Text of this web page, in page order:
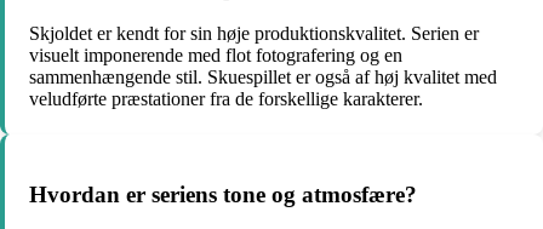
Skjoldet er kendt for sin høje produktionskvalitet. Serien er
visuelt imponerende med flot fotografering og en
sammenhængende stil. Skuespillet er også af høj kvalitet med
veludførte præstationer fra de forskellige karakterer.
Hvordan er seriens tone og atmosfære?